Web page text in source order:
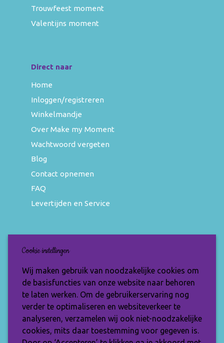
Trouwfeest moment
Valentijns moment
Direct naar
Home
Inloggen/registreren
Winkelmandje
Over Make my Moment
Wachtwoord vergeten
Blog
Contact opnemen
FAQ
Levertijden en Service
Nieuwsbrief
Wil jij op de hoogte blijven van de nieuwste
items en speciale aanbiedingen? Vul je e-
mailadres dan in en ontvang de Make My
Moment nieuwsbrief.
Cookie instellingen
Wij maken gebruik van noodzakelijke cookies om
de basisfuncties van onze website naar behoren
te laten werken. Om de gebruikerservaring nog
verder te optimaliseren en websiteverkeer te
analyseren, verzamelen wij ook niet-noodzakelijke
cookies, mits daar toestemming voor gegeven is.